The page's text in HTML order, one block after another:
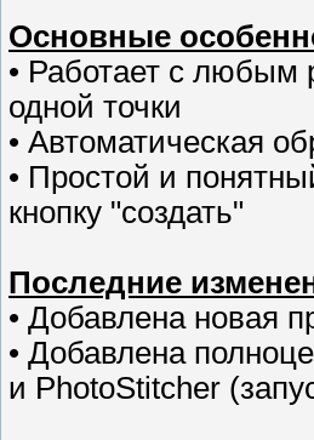
Основные
• Работает с любым
одной точки
• Автоматическая
• Простой и
кнопку "создать"
Последние
• Добавлена новая
• Добавлена
и PhotoStitcher